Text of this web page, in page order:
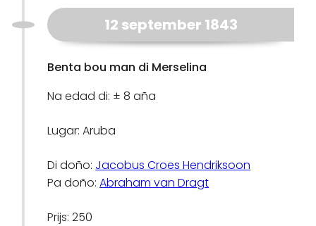
12 september 1843
Benta bou man di Merselina
Na edad di: ± 8 aña
Lugar: Aruba
Di doño: Jacobus Croes Hendriksoon
Pa doño:Abraham van Dragt
Prijs: 250